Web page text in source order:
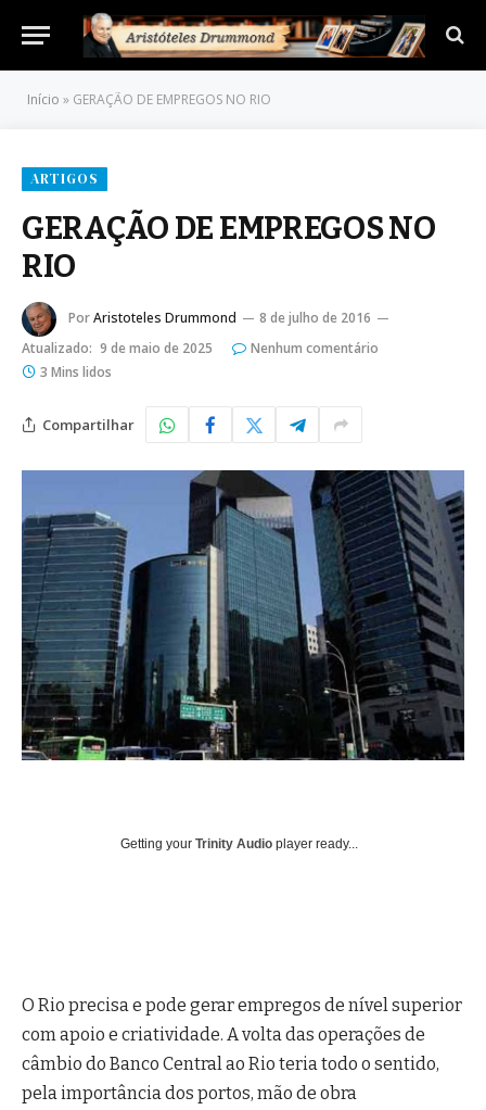
Início » GERAÇÃO DE EMPREGOS NO RIO
ARTIGOS
GERAÇÃO DE EMPREGOS NO
RIO
PorAristoteles Drummond
8 de julho de 2016
Atualizado: 9 de maio de 2025
Nenhum comentário
3 Mins lidos
Compartilhar
Getting your Trinity Audio player ready...
O Rio precisa e pode gerar empregos de nível superior
com apoio e criatividade. A volta das operações de
câmbio do Banco Central ao Rio teria todo o sentido,
pela importância dos portos, mão de obra